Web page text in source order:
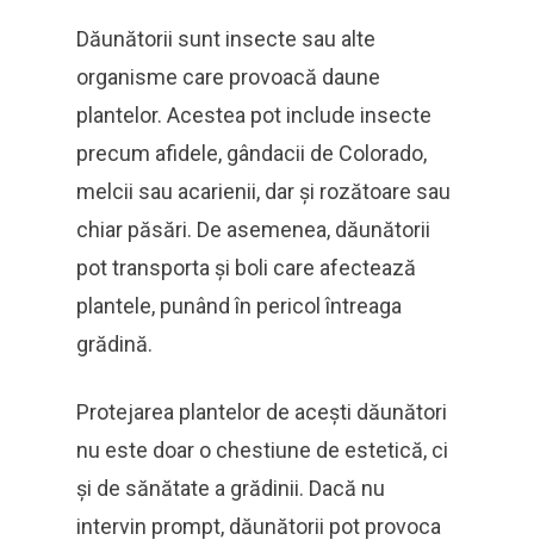
Dăunătorii sunt insecte sau alte
organisme care provoacă daune
plantelor. Acestea pot include insecte
precum afidele, gândacii de Colorado,
melcii sau acarienii, dar și rozătoare sau
chiar păsări. De asemenea, dăunătorii
pot transporta și boli care afectează
plantele, punând în pericol întreaga
grădină.
Protejarea plantelor de acești dăunători
nu este doar o chestiune de estetică, ci
și de sănătate a grădinii. Dacă nu
intervin prompt, dăunătorii pot provoca